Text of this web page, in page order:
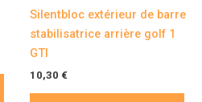
Silentbloc extérieur de barre
stabilisatrice arrière golf 1
GTI
10,30 €